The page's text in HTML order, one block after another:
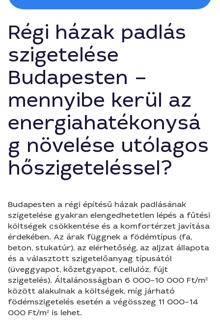
Régi házak padlás
szigetelése
Budapesten –
mennyibe kerül az
energiahatékonysá
g növelése utólagos
hőszigeteléssel?
Budapesten a régi építésű házak padlásának
szigetelése gyakran elengedhetetlen lépés a fűtési
költségek csökkentése és a komfortérzet javítása
érdekében. Az árak függnek a födémtípus (fa,
beton, stukatúr), az elérhetőség, az aljzat állapota
és a választott szigetelőanyag típusától
(üveggyapot, kőzetgyapot, cellulóz, fújt
szigetelés). Általánosságban 6 000–10 000 Ft/m²
között alakulnak a költségek, míg járható
födémszigetelés esetén a végösszeg 11 000–14
000 Ft/m² is lehet.